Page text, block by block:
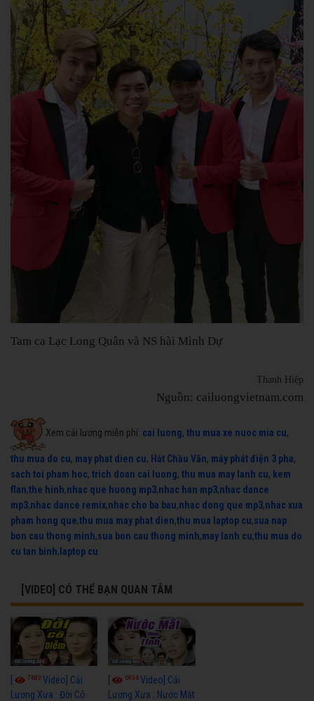
Tam ca Lạc Long Quân và NS hài Minh Dự
Thanh Hiệp
Nguồn: cailuongvietnam.com
Xem cải lương miễn phí: cai luong, thu mua xe nuoc mia cu,
thu mua do cu, may phat dien cu, Hát Chầu Văn, máy phát điện 3 pha,
sach toi pham hoc, trich doan cai luong, thu mua may lanh cu, kem
flan,the hinh,nhac que huong mp3,nhac han mp3,nhac dance
mp3,nhac dance remix,nhac cho ba bau,nhac dong que mp3,nhac xua
pham hong que,thu mua may phat dien,thu mua laptop cu,sua nap
bon cau thong minh,sua bon cau thong minh,may lanh cu,thu mua do
cu tan binh, laptop cu
[VIDEO] CÓ THỂ BẠN QUAN TÂM
7683 Video] Cải
Lương Xưa : Đời Cô
6934Video] Cải
Lương Xưa : Nước Mắt